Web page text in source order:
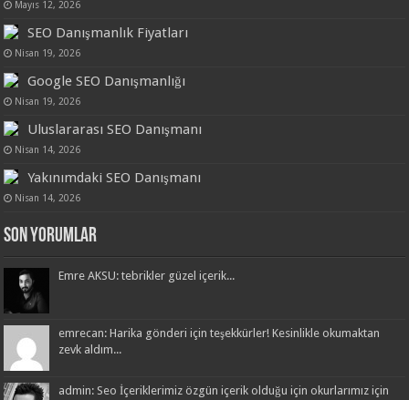
Mayıs 12, 2026
SEO Danışmanlık Fiyatları
Nisan 19, 2026
Google SEO Danışmanlığı
Nisan 19, 2026
Uluslararası SEO Danışmanı
Nisan 14, 2026
Yakınımdaki SEO Danışmanı
Nisan 14, 2026
Son Yorumlar
Emre AKSU: tebrikler güzel içerik...
emrecan: Harika gönderi için teşekkürler! Kesinlikle okumaktan
zevk aldım...
admin: Seo İçeriklerimiz özgün içerik olduğu için okurlarımız için